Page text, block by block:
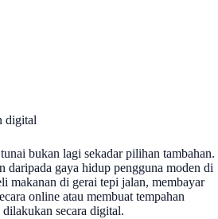
digital
bukan lagi sekadar pilihan tambahan.
daripada gaya hidup pengguna moden di
makanan di gerai tepi jalan, membayar
online atau membuat tempahan
secara digital.